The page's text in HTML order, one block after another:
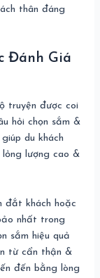
thân đáng
Đánh Giá
truyện được coi
hỏi chọn sắm &
du khách
lượng cao &
đắt khách hoặc
nhất trong
sắm hiệu quả
từ cẩn thận &
đến bằng lòng